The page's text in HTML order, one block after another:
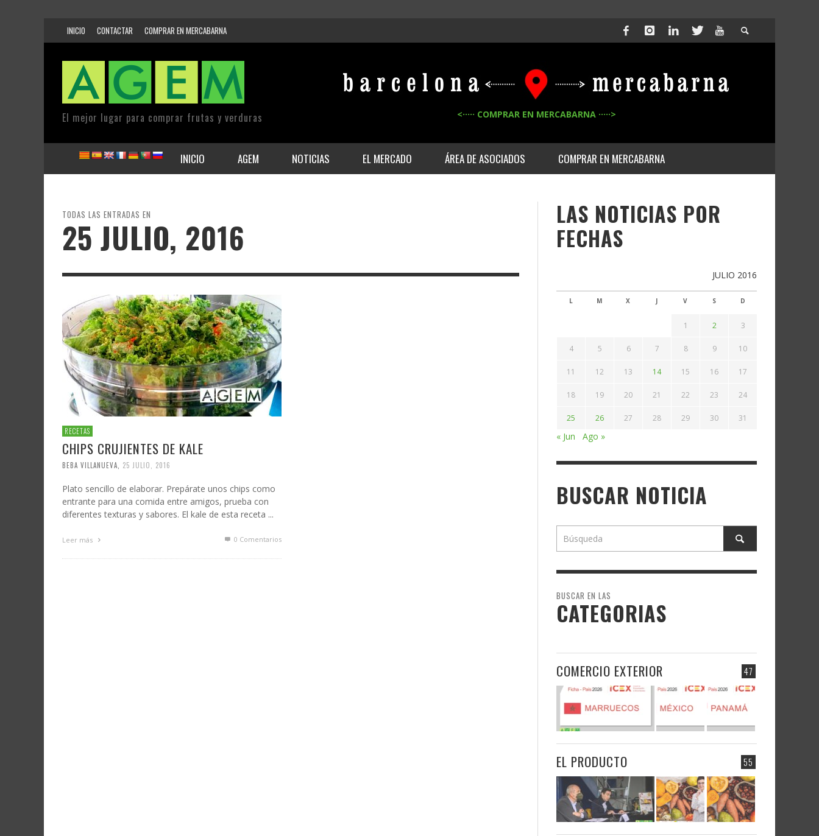
INICIO CONTACTAR COMPRAR EN MERCABARNA
El mejor lugar para comprar frutas y verduras <····· COMPRAR EN MERCABARNA ·····>
INICIO AGEM NOTICIAS EL MERCADO ÁREA DE ASOCIADOS COMPRAR EN MERCABARNA
TODAS LAS ENTRADAS EN
25 JULIO, 2016
RECETAS
CHIPS CRUJIENTES DE KALE
BEBA VILLANUEVA 25 JULIO, 2016
Plato sencillo de elaborar. Prepárate unos chips como
entrante para una comida entre amigos, prueba con
diferentes texturas y sabores. El kale de esta receta ...
Leer más 0 Comentarios
LAS NOTICIAS POR
FECHAS
JULIO 2016
L M X J V S D
1 2 3
4 5 6 7 8 9 10
11 12 13 14 15 16 17
18 19 20 21 22 23 24
25 26 27 28 29 30 31
« Jun Ago »
BUSCAR NOTICIA
BUSCAR EN LAS
CATEGORIAS
47
COMERCIO EXTERIOR
55
EL PRODUCTO